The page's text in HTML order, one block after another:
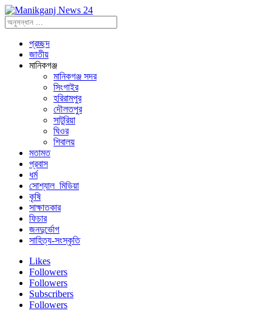
প্রচ্ছদ
জাতীয়
মানিকগঞ্জ
মানিকগঞ্জ সদর
সিংগাইর
হরিরামপুর
দৌলতপুর
সাটুরিয়া
ঘিওর
শিবালয়
মতামত
প্রবাস
ধর্ম
সোশ্যাল_মিডিয়া
কৃষি
সাক্ষাতকার
ফিচার
জনদুর্ভোগ
সাহিত্য-সংস্কৃতি
Likes
Followers
Followers
Subscribers
Followers